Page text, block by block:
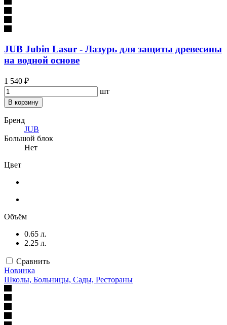
JUB Jubin Lasur - Лазурь для защиты древесины
на водной основе
1 540 ₽
шт
В корзину
Бренд
JUB
Большой блок
Нет
Цвет
Объём
0.65 л.
2.25 л.
Сравнить
Новинка
Школы, Больницы, Сады, Рестораны